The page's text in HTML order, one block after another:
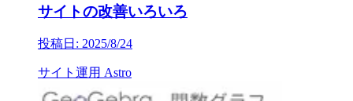
サイトの改善いろいろ
投稿日: 2025/8/24
サイト運用 Astro